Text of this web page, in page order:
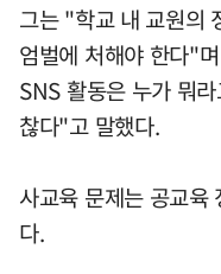
그는 "학교 내 교원의
엄벌에 처해야 한다"
SNS 활동은 누가 뭐
찮다"고 말했다.
사교육 문제는 공교육
다.